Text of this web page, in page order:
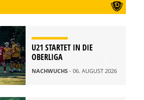
U21 STARTET IN DIE
OBERLIGA
NACHWUCHS - 06. AUGUST 2026